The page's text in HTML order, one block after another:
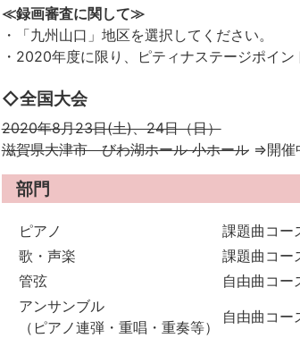
≪録画審査に関して≫
・「九州山口」地区を選択してください。
・2020年度に限り、ピティナステージポイン
◇全国大会
2020年8月23日(土)、24日（日）
滋賀県大津市 びわ湖ホール 小ホール⇒開催
部門
ピアノ
課題曲コー
歌・声楽
課題曲コー
管弦
自由曲コー
アンサンブル
（ピアノ連弾・重唱・重奏等）
自由曲コー